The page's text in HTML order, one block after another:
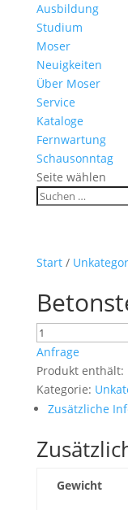
Ausbildung
Studium
Moser
Neuigkeiten
Über Moser
Service
Kataloge
Fernwartung
Schausonntag
Seite wählen
Start/
Betonstein
Platte
grau
Menge
Anfrage
Produkt enthält:
Kategorie:
Zusätzliche
Gewicht